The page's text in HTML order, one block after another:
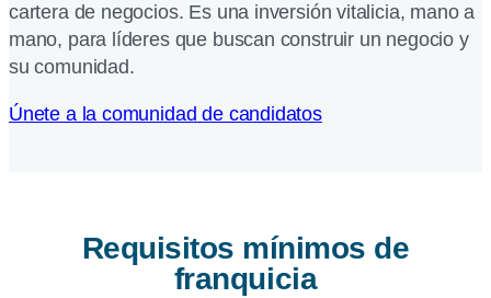
cartera de negocios. Es una inversión vitalicia, mano a
mano, para líderes que buscan construir un negocio y
su comunidad.
Únete a la comunidad de candidatos
Requisitos mínimos de
franquicia